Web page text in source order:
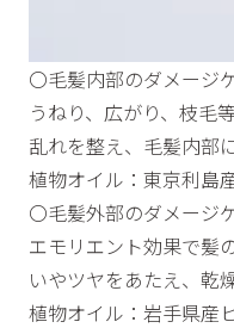
〇毛髪内部のダメージ
うねり、広がり、枝毛
乱れを整え、毛髪内部
植物オイル：東京利島
〇毛髪外部のダメージ
エモリエント効果で髪
いやツヤをあたえ、乾
植物オイル：岩手県産